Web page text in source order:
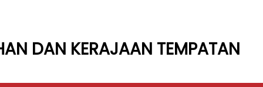
DAN KERAJAAN TEMPATAN